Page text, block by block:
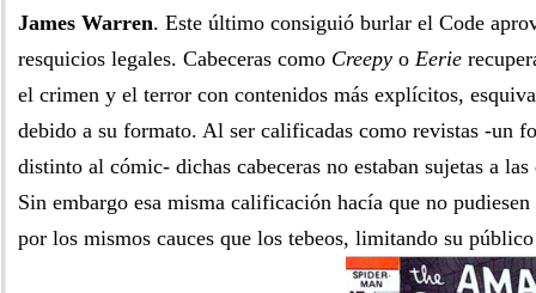
James Warren. Este último consiguió burlar el Code
resquicios legales. Cabeceras como Creepy o Eerie
el crimen y el terror con contenidos más explícitos,
debido a su formato. Al ser calificadas como revistas -un
distinto al cómic- dichas cabeceras no estaban sujetas a
Sin embargo esa misma calificación hacía que no
por los mismos cauces que los tebeos, limitando su